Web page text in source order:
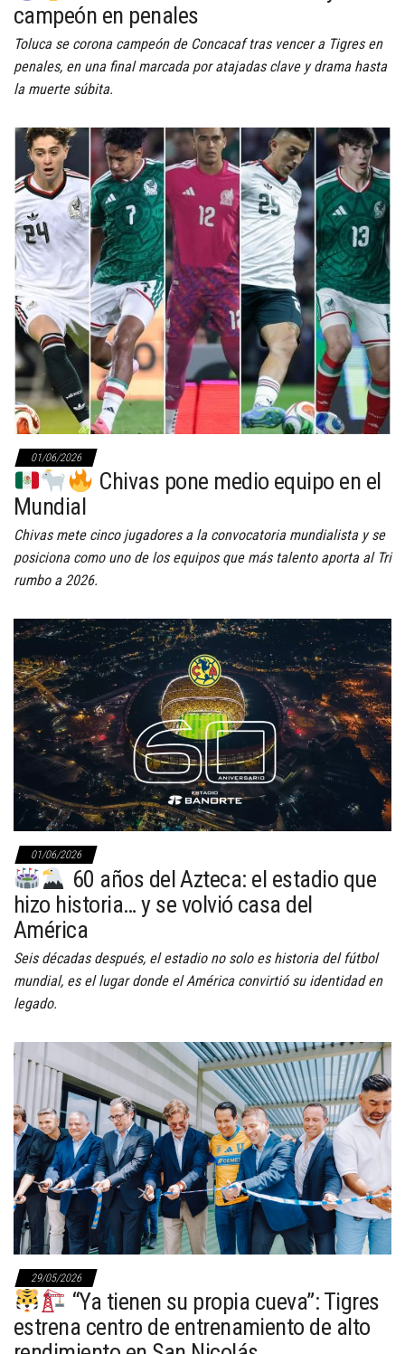
campeón en penales
Toluca se corona campeón de Concacaf tras vencer a Tigres en
penales, en una final marcada por atajadas clave y drama hasta
la muerte súbita.
01/06/2026
Chivas pone medio equipo en el
Mundial
Chivas mete cinco jugadores a la convocatoria mundialista y se
posiciona como uno de los equipos que más talento aporta al Tri
rumbo a 2026.
01/06/2026
60 años del Azteca: el estadio que
hizo historia… y se volvió casa del
América
Seis décadas después, el estadio no solo es historia del fútbol
mundial, es el lugar donde el América convirtió su identidad en
legado.
29/05/2026
“Ya tienen su propia cueva”: Tigres
estrena centro de entrenamiento de alto